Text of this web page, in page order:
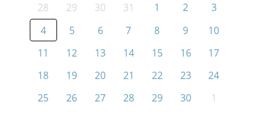
28 29 30 31 1 2
3
4
5 6 7 8 9
10
11
12 13 14 15 16
17
18
19 20 21 22 23
24
25
26 27 28 29 30 1